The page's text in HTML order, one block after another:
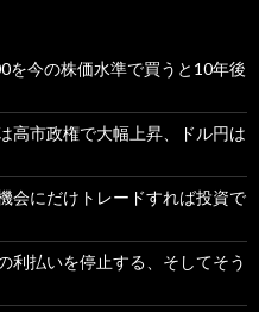
を今の株価水準で買うと10年後
高市政権で大幅上昇、ドル円は
会にだけトレードすれば投資で
利払いを停止する、そしてそう